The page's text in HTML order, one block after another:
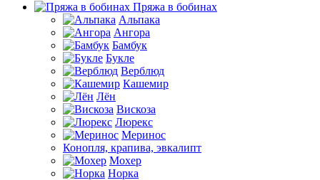
Пряжа в бобинах
Альпака
Ангора
Бамбук
Букле
Верблюд
Кашемир
Лён
Вискоза
Люрекс
Меринос
Конопля, крапива, эвкалипт
Мохер
Норка